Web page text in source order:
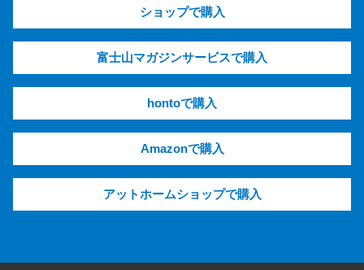
ショップで購入
富士山マガジンサービスで購入
hontoで購入
Amazonで購入
アットホームショップで購入